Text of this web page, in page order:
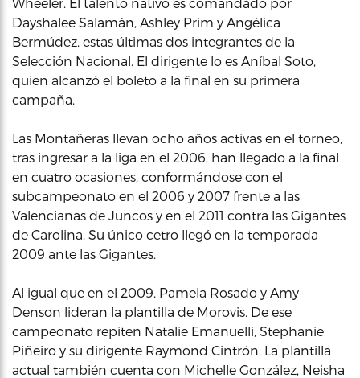
Dayshalee Salamán, Ashley Prim y Angélica
Bermúdez, estas últimas dos integrantes de la
Selección Nacional. El dirigente lo es Aníbal Soto,
quien alcanzó el boleto a la final en su primera
campaña.
Las Montañeras llevan ocho años activas en el torneo,
tras ingresar a la liga en el 2006, han llegado a la final
en cuatro ocasiones, conformándose con el
subcampeonato en el 2006 y 2007 frente a las
Valencianas de Juncos y en el 2011 contra las Gigantes
de Carolina. Su único cetro llegó en la temporada
2009 ante las Gigantes.
Al igual que en el 2009, Pamela Rosado y Amy
Denson lideran la plantilla de Morovis. De ese
campeonato repiten Natalie Emanuelli, Stephanie
Piñeiro y su dirigente Raymond Cintrón. La plantilla
actual también cuenta con Michelle González, Neisha